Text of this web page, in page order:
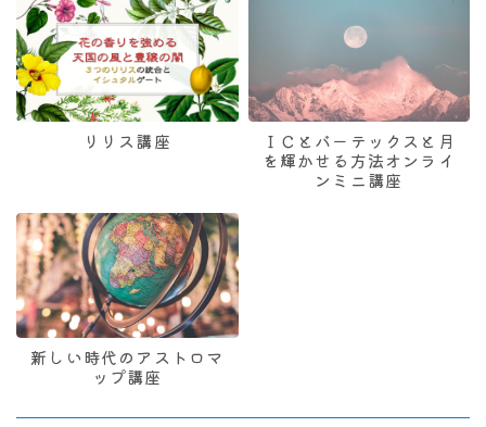
リリス講座
ＩＣとバーテックスと月
を輝かせる方法オンライ
ンミニ講座
新しい時代のアストロマ
ップ講座